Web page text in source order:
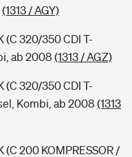
(1313 / AGY)
(C 320/350 CDI T-
ab 2008 (1313 / AGZ)
(C 320/350 CDI T-
Kombi, ab 2008 (1313
200 KOMPRESSOR /